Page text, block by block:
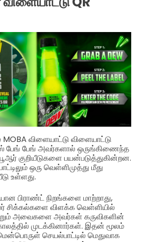
விளையாட்டு விளையாட்டு
பேங் அவர்களால் ஒருங்கிணைந்த
குறியீடுகளை பயன்படுத்துகின்றன.
ஒரு வெள்ளிமுத்து மீது
உள்ளது.
பிராண்ட் நிறங்களை மாற்றாது,
சிக்கல்களை விளக்க வெள்ளியில்
அவைகளை அவர்கள் கருவிகளின்
முடக்கினார்கள். இதன் மூலம்
செயல்பாட்டில் மெதுவாக